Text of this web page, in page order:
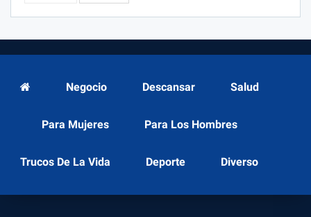
Negocio Descansar Salud
Para Mujeres Para Los Hombres
Trucos De La Vida Deporte Diverso